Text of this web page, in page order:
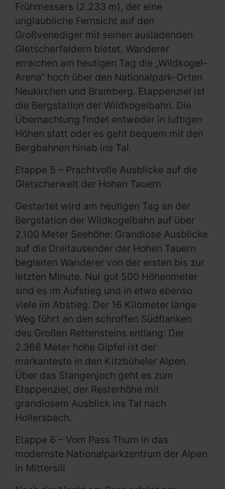
Frühmessers (2.233 m), der eine
unglaubliche Fernsicht auf den
Großvenediger mit seinen ausladenden
Gletscherfeldern bietet. Wanderer
erreichen am heutigen Tag die „Wildkogel-
Arena“ hoch über den Nationalpark-Orten
Neukirchen und Bramberg. Etappenziel ist
die Bergstation der Wildkogelbahn. Die
Übernachtung findet entweder in luftigen
Höhen statt oder es geht bequem mit den
Bergbahnen hinab ins Tal.
Etappe 5 – Prachtvolle Ausblicke auf die
Gletscherwelt der Hohen Tauern
Gestartet wird am heutigen Tag an der
Bergstation der Wildkogelbahn auf über
2.100 Meter Seehöhe: Grandiose Ausblicke
auf die Dreitausender der Hohen Tauern
begleiten Wanderer von der ersten bis zur
letzten Minute. Nur gut 500 Höhenmeter
sind es im Aufstieg und in etwa ebenso
viele im Abstieg. Der 16 Kilometer lange
Weg führt an den schroffen Südflanken
des Großen Rettensteins entlang: Der
2.366 Meter hohe Gipfel ist der
markanteste in den Kitzbüheler Alpen.
Über das Stangenjoch geht es zum
Etappenziel, der Resterhöhe mit
grandiosem Ausblick ins Tal nach
Hollersbach.
Etappe 6 – Vom Pass Thurn in das
modernste Nationalparkzentrum der Alpen
in Mittersill